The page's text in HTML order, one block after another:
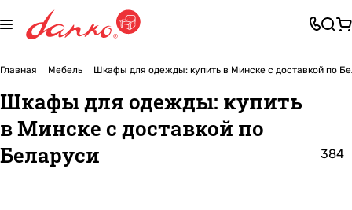
Главная Мебель Шкафы для одежды: купить в Минске с доставкой по
Шкафы для одежды: купить
в Минске с доставкой по
Беларуси
384